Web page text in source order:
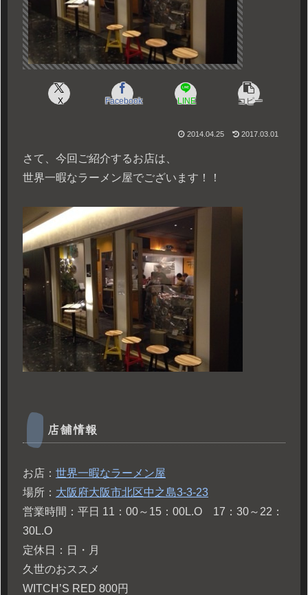
X Facebook LINE コピー
2014.04.25 2017.03.01
さて、今回ご紹介するお店は、
世界一暇なラーメン屋でございます！！
店舗情報
お店： 世界一暇なラーメン屋
場所： 大阪府大阪市北区中之島3-3-23
営業時間：平日 11：00～15：00L.O 17：30～22：
30L.O
定休日：日・月
久世のおススメ
WITCH’S RED 800円